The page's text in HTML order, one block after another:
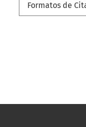
Formatos de